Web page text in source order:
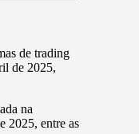
de trading
de 2025,
na
2025, entre as